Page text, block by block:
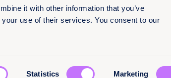
it with other information that you’ve
use of their services. You consent to our
Statistics Marketing
الإنجليزية الأسبانية